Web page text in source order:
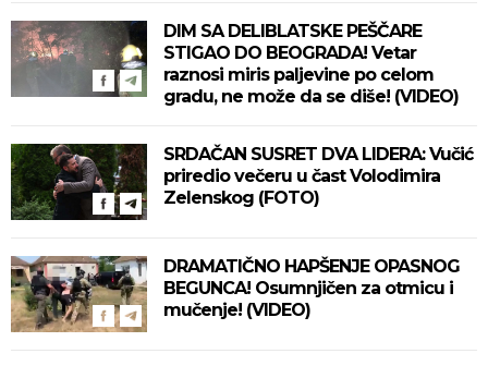
DIM SA DELIBLATSKE PEŠČARE
STIGAO DO BEOGRADA! Vetar
raznosi miris paljevine po celom
gradu, ne može da se diše! (VIDEO)
SRDAČAN SUSRET DVA LIDERA: Vučić
priredio večeru u čast Volodimira
Zelenskog (FOTO)
DRAMATIČNO HAPŠENJE OPASNOG
BEGUNCA! Osumnjičen za otmicu i
mučenje! (VIDEO)